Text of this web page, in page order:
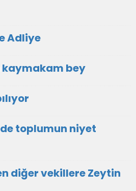
Adliye
kaymakam bey
toplumun niyet
diğer vekillere Zeytin